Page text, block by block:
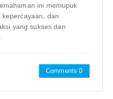
ini memupuk
dan
yang sukses dan
Comments 0